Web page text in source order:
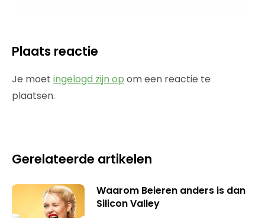
Plaats reactie
Je moet ingelogd zijn op om een reactie te
plaatsen.
Gerelateerde artikelen
Waarom Beieren anders is dan
Silicon Valley